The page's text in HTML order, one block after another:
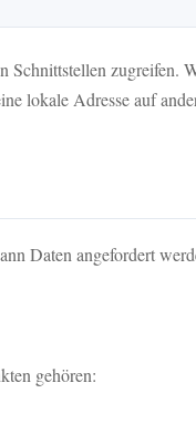
zugreifen.
lokale Adresse auf
Daten angefordert
gehören: